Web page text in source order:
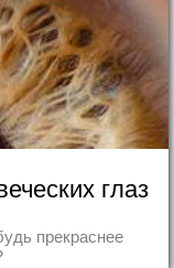
глаз
прекраснее